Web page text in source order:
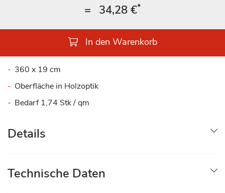
= 34,28 €*
In den Warenkorb
360 x 19 cm
Oberfläche in Holzoptik
Bedarf 1,74 Stk / qm
Details
Technische Daten